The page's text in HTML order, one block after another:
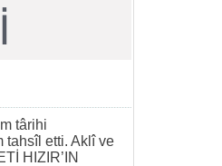
târihi
tahsîl etti. Aklî ve
HIZIR’IN